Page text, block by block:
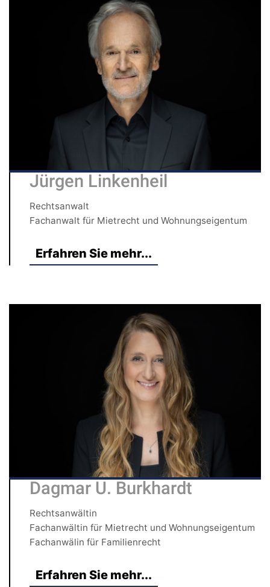
Jürgen Linkenheil
Rechtsanwalt
Fachanwalt für Mietrecht und Wohnungseigentum
Erfahren Sie mehr...
Dagmar U. Burkhardt
Rechtsanwältin
Fachanwältin für Mietrecht und Wohnungseigentum
Fachanwälin für Familienrecht
Erfahren Sie mehr...